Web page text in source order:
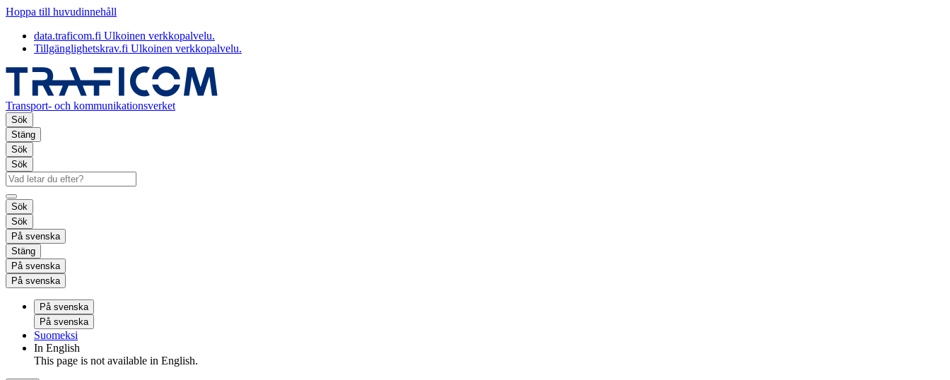
Hoppa till huvudinnehåll
data.traficom.fi Ulkoinen verkkopalvelu.
Tillgänglighetskrav.fi Ulkoinen verkkopalvelu.
Transport- och kommunikationsverket
Sök
Stäng
Sök
Sök
Sök
Sök
På svenska
Stäng
På svenska
På svenska
På svenska
På svenska
Suomeksi
In English
This page is not available in English.